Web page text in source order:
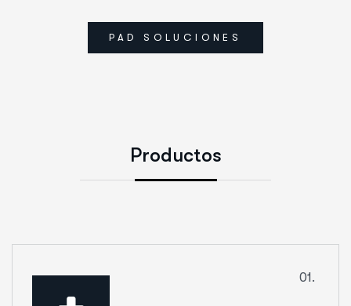
PAD SOLUCIONES
Productos
01.